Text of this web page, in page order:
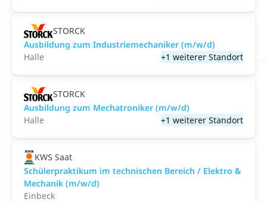
STORCK
Ausbildung zum Industriemechaniker (m/w/d)
Halle
+1 weiterer Standort
STORCK
Ausbildung zum Mechatroniker (m/w/d)
Halle
+1 weiterer Standort
KWS Saat
Schülerpraktikum im technischen Bereich / Elektro &
Mechanik (m/w/d)
Einbeck